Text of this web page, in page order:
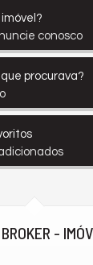
conosco
procurava?
-